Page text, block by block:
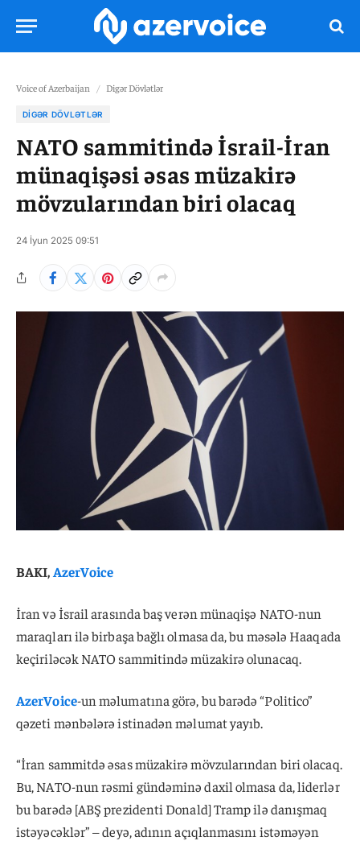
Voice of Azerbaijan / Digər Dövlətlər
DIGƏR DÖVLƏTLƏR
NATO sammitində İsrail-İran
münaqişəsi əsas müzakirə
mövzularından biri olacaq
24 İyun 2025 09:51
BAKI,AzerVoice
İran və İsrail arasında baş verən münaqişə NATO-nun
maraqları ilə birbaşa bağlı olmasa da, bu məsələ Haaqada
keçiriləcək NATO sammitində müzakirə olunacaq.
AzerVoice-un məlumatına görə, bu barədə “Politico”
qəzeti mənbələrə istinadən məlumat yayıb.
“İran sammitdə əsas müzakirə mövzularından biri olacaq.
Bu, NATO-nun rəsmi gündəminə daxil olmasa da, liderlər
bu barədə [ABŞ prezidenti Donald] Tramp ilə danışmaq
istəyəcəklər” – deyə, adının açıqlanmasını istəməyən